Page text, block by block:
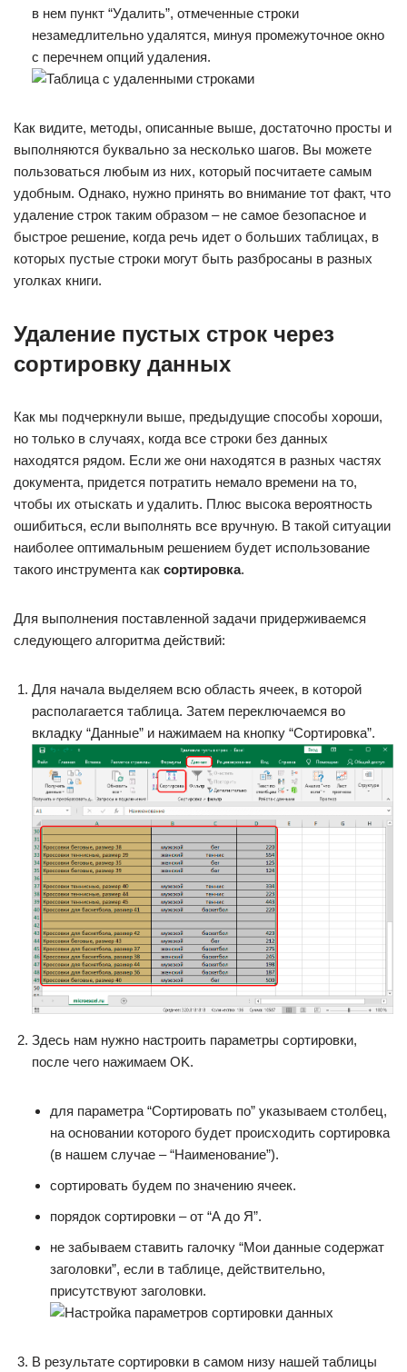
в нем пункт “Удалить”, отмеченные строки
незамедлительно удалятся, минуя промежуточное окно
с перечнем опций удаления.
Как видите, методы, описанные выше, достаточно просты и
выполняются буквально за несколько шагов. Вы можете
пользоваться любым из них, который посчитаете самым
удобным. Однако, нужно принять во внимание тот факт, что
удаление строк таким образом – не самое безопасное и
быстрое решение, когда речь идет о больших таблицах, в
которых пустые строки могут быть разбросаны в разных
уголках книги.
Удаление пустых строк через
сортировку данных
Как мы подчеркнули выше, предыдущие способы хороши,
но только в случаях, когда все строки без данных
находятся рядом. Если же они находятся в разных частях
документа, придется потратить немало времени на то,
чтобы их отыскать и удалить. Плюс высока вероятность
ошибиться, если выполнять все вручную. В такой ситуации
наиболее оптимальным решением будет использование
такого инструмента как сортировка.
Для выполнения поставленной задачи придерживаемся
следующего алгоритма действий:
Для начала выделяем всю область ячеек, в которой
располагается таблица. Затем переключаемся во
вкладку “Данные” и нажимаем на кнопку “Сортировка”.
Здесь нам нужно настроить параметры сортировки,
после чего нажимаем OK.
для параметра “Сортировать по” указываем столбец,
на основании которого будет происходить сортировка
(в нашем случае – “Наименование”).
сортировать будем по значению ячеек.
порядок сортировки – от “А до Я”.
не забываем ставить галочку “Мои данные содержат
заголовки”, если в таблице, действительно,
присутствуют заголовки.
В результате сортировки в самом низу нашей таблицы